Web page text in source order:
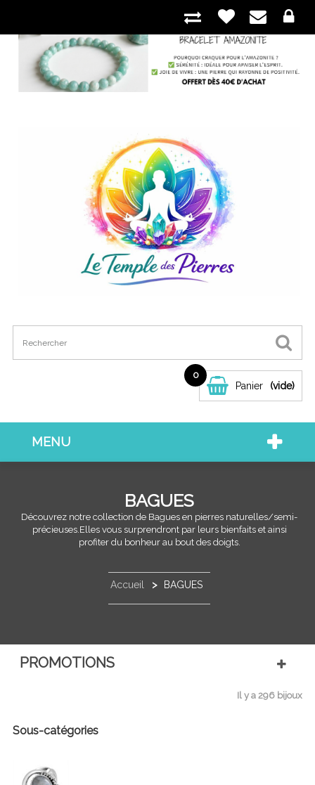
Panier
0
(vide)
MENU
BAGUES
Découvrez notre collection de Bagues en pierres naturelles/semi-
précieuses.Elles vous surprendront par leurs bienfaits et ainsi
profiter du bonheur au bout des doigts.
Accueil > BAGUES
PROMOTIONS
Il y a 296 bijoux
Sous-catégories